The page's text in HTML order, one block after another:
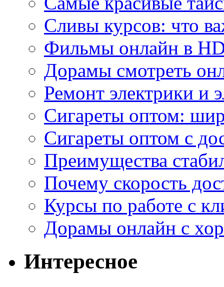
Сливы курсов: что
Фильмы онлайн в
Дорамы смотреть
Ремонт электрики и
Сигареты оптом:
Сигареты оптом с
Преимущества
Почему скорость
Курсы по работе с
Дорамы онлайн с
Интересное